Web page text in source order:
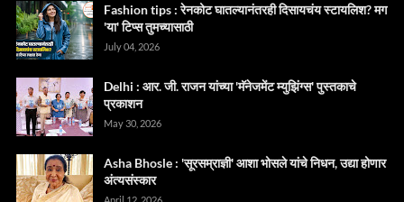
Fashion tips : रेनकोट घातल्यानंतरही दिसायचंय स्टायलिश? मग
'या' टिप्स तुमच्यासाठी
July 04, 2026
Delhi : आर. जी. राजन यांच्या 'मॅनेजमेंट म्युझिंग्स' पुस्तकाचे
प्रकाशन
May 30, 2026
Asha Bhosle : 'सूरसम्राज्ञी' आशा भोसले यांचे निधन, उद्या होणार
अंत्यसंस्कार
April 12, 2026